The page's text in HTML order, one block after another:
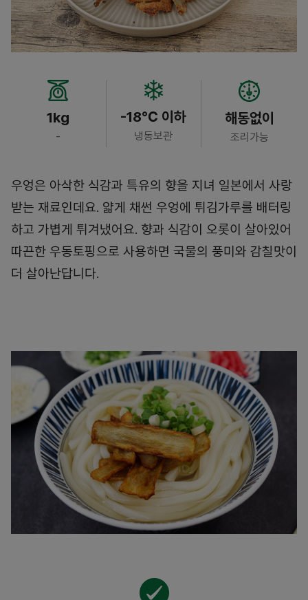
1kg
-
-18℃ 이하
냉동보관
해동없이
조리가능
우엉은 아삭한 식감과 특유의 향을 지녀 일본에서 사랑
받는 재료인데요. 얇게 채썬 우엉에 튀김가루를 배터링
하고 가볍게 튀겨냈어요. 향과 식감이 오롯이 살아있어
따끈한 우동토핑으로 사용하면 국물의 풍미와 감칠맛이
더 살아난답니다.